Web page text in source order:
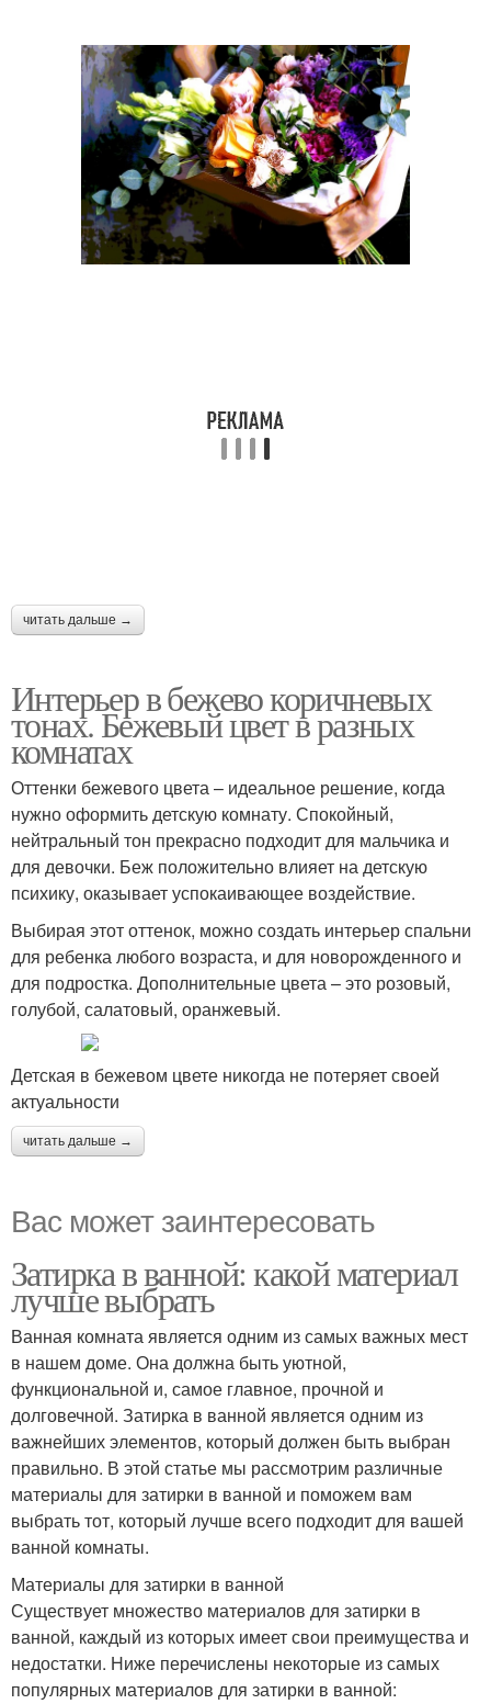
читать дальше →
Интерьер в бежево коричневых
тонах. Бежевый цвет в разных
комнатах
Оттенки бежевого цвета – идеальное решение, когда
нужно оформить детскую комнату. Спокойный,
нейтральный тон прекрасно подходит для мальчика и
для девочки. Беж положительно влияет на детскую
психику, оказывает успокаивающее воздействие.
Выбирая этот оттенок, можно создать интерьер спальни
для ребенка любого возраста, и для новорожденного и
для подростка. Дополнительные цвета – это розовый,
голубой, салатовый, оранжевый.
Детская в бежевом цвете никогда не потеряет своей
актуальности
читать дальше →
Вас может заинтересовать
Затирка в ванной: какой материал
лучше выбрать
Ванная комната является одним из самых важных мест
в нашем доме. Она должна быть уютной,
функциональной и, самое главное, прочной и
долговечной. Затирка в ванной является одним из
важнейших элементов, который должен быть выбран
правильно. В этой статье мы рассмотрим различные
материалы для затирки в ванной и поможем вам
выбрать тот, который лучше всего подходит для вашей
ванной комнаты.
Материалы для затирки в ванной
Существует множество материалов для затирки в
ванной, каждый из которых имеет свои преимущества и
недостатки. Ниже перечислены некоторые из самых
популярных материалов для затирки в ванной: